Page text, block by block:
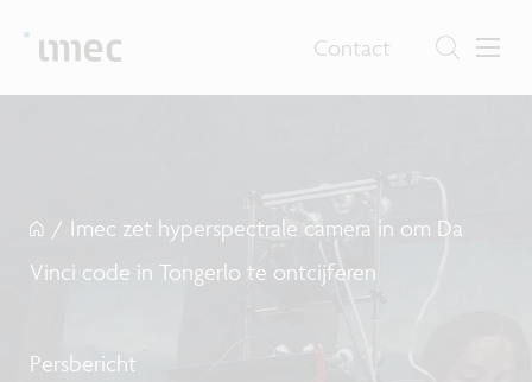
Contact
/ Imec zet hyperspectrale camera in om Da
Vinci code in Tongerlo te ontcijferen
Persbericht